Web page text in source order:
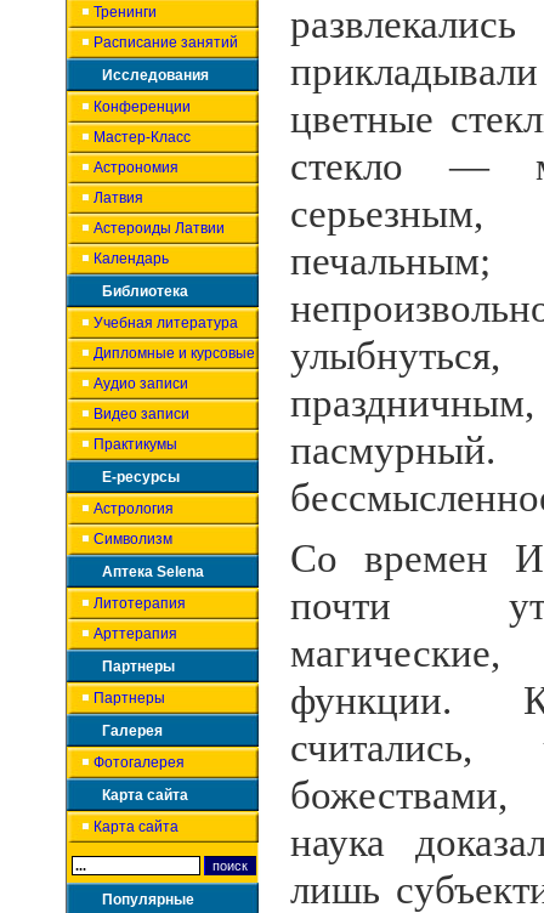
Тренинги
Расписание занятий
Исследования
Конференции
Мастер-Класс
Астрономия
Латвия
Астероиды Латвии
Календарь
Библиотека
Учебная литература
Дипломные и курсовые
Аудио записи
Видео записи
Практикумы
Е-ресурсы
Астрология
Символизм
Аптека Selena
Литотерапия
Арттерапия
Партнеры
Партнеры
Галерея
Фотогалерея
Карта сайта
Карта сайта
Популярные
цветные
стекло —
Со времен
почти
функции.
божествами,
наука
лишь